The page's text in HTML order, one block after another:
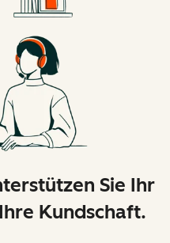
Sie Ihr
Kundschaft.